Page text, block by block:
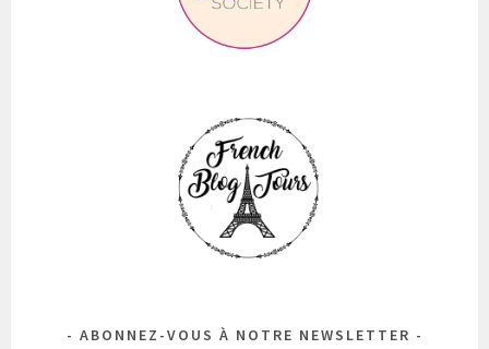
ABONNEZ-VOUS À NOTRE NEWSLETTER